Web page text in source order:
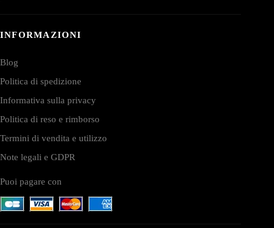
INFORMAZIONI
Blog
Politica di spedizione
Informativa sulla privacy
Politica di reso e rimborso
Termini di vendita e utilizzo
Note legali e GDPR
Puoi pagare con